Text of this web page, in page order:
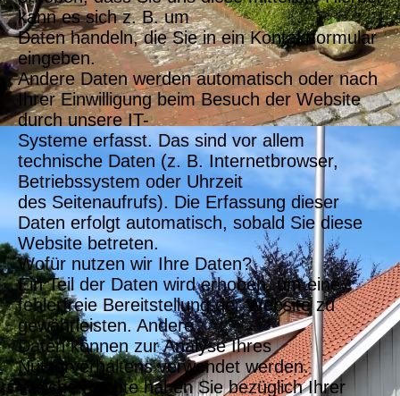
kann es sich z. B. um
Daten handeln, die Sie in ein Kontaktformular
eingeben.
Andere Daten werden automatisch oder nach
Ihrer Einwilligung beim Besuch der Website
durch unsere IT-
Systeme erfasst. Das sind vor allem
technische Daten (z. B. Internetbrowser,
Betriebssystem oder Uhrzeit
des Seitenaufrufs). Die Erfassung dieser
Daten erfolgt automatisch, sobald Sie diese
Website betreten.
Wofür nutzen wir Ihre Daten?
Ein Teil der Daten wird erhoben, um eine
fehlerfreie Bereitstellung der Website zu
gewährleisten. Andere
Daten können zur Analyse Ihres
Nutzerverhaltens verwendet werden.
Welche Rechte haben Sie bezüglich Ihrer